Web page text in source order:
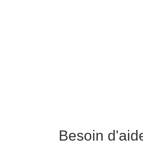
Besoin